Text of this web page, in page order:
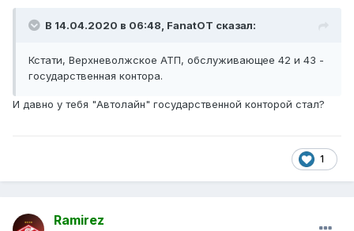
В 14.04.2020 в 06:48, FanatOT сказал:
Кстати, Верхневолжское АТП, обслуживающее 42 и 43 -
государственная контора.
И давно у тебя "Автолайн" государственной конторой стал?
1
Ramirez